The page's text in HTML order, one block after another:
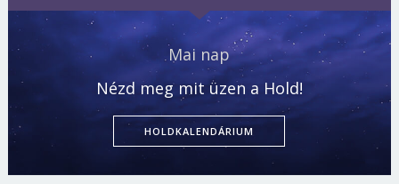
Mai nap
Nézd meg mit üzen a Hold!
HOLDKALENDÁRIUM